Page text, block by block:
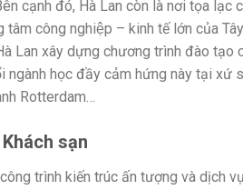
cạnh đó, Hà Lan còn là nơi tọa lạc
công nghiệp – kinh tế lớn của
Lan xây dựng chương trình đào tạo
học đầy cảm hứng này tại xứ
Rotterdam…
sạn
trình kiến trúc ấn tượng và dịch